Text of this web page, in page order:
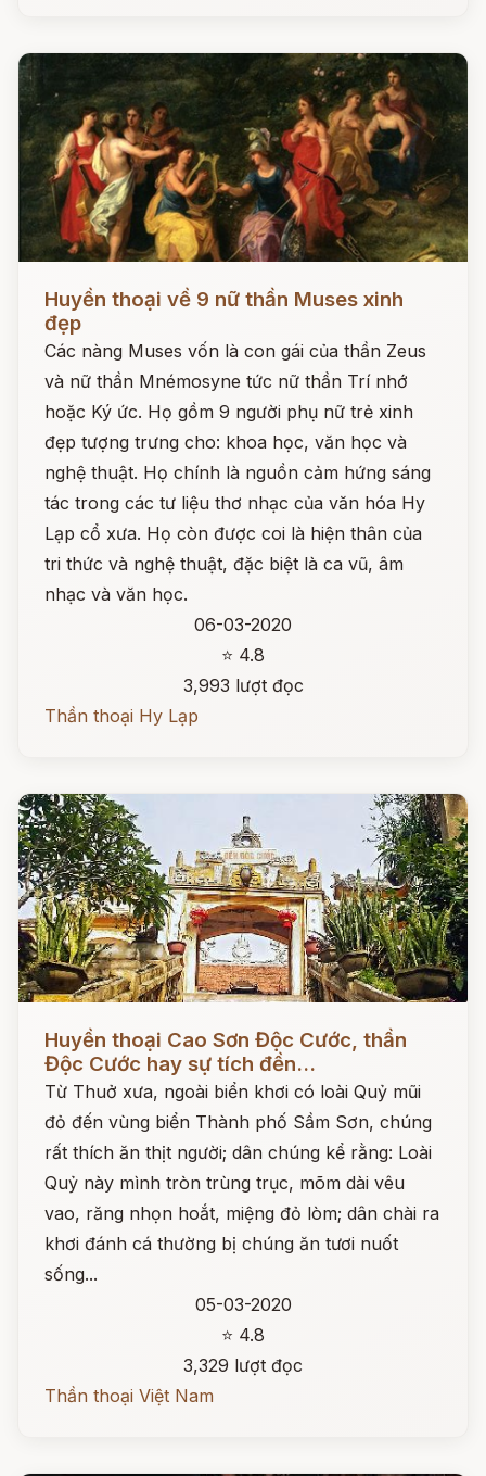
Đọc ngay
Huyền thoại về 9 nữ thần Muses xinh
đẹp
Các nàng Muses vốn là con gái của thần Zeus
và nữ thần Mnémosyne tức nữ thần Trí nhớ
hoặc Ký ức. Họ gồm 9 người phụ nữ trẻ xinh
đẹp tượng trưng cho: khoa học, văn học và
nghệ thuật. Họ chính là nguồn cảm hứng sáng
tác trong các tư liệu thơ nhạc của văn hóa Hy
Lạp cổ xưa. Họ còn được coi là hiện thân của
tri thức và nghệ thuật, đặc biệt là ca vũ, âm
nhạc và văn học.
06-03-2020
⭐ 4.8
3,993 lượt đọc
Thần thoại Hy Lạp
Đọc ngay
Huyền thoại Cao Sơn Độc Cước, thần
Độc Cước hay sự tích đền...
Từ Thuở xưa, ngoài biển khơi có loài Quỷ mũi
đỏ đến vùng biển Thành phố Sầm Sơn, chúng
rất thích ăn thịt người; dân chúng kể rằng: Loài
Quỷ này mình tròn trùng trục, mõm dài vêu
vao, răng nhọn hoắt, miệng đỏ lòm; dân chài ra
khơi đánh cá thường bị chúng ăn tươi nuốt
sống...
05-03-2020
⭐ 4.8
3,329 lượt đọc
Thần thoại Việt Nam